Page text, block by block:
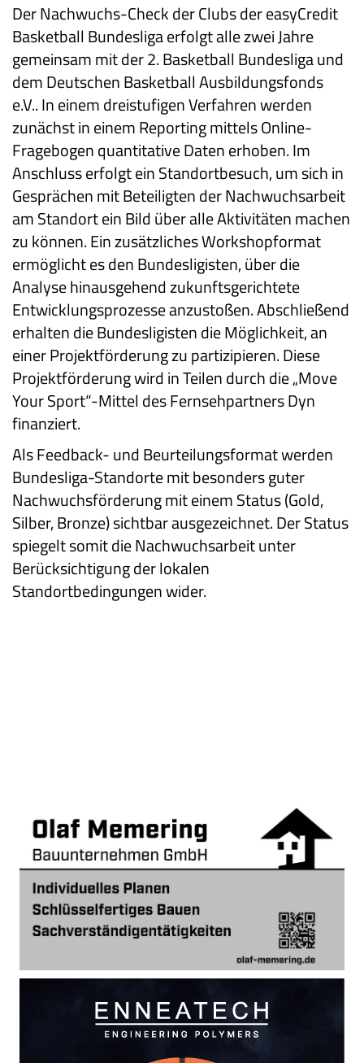
Der Nachwuchs-Check der Clubs der easyCredit
Basketball Bundesliga erfolgt alle zwei Jahre
gemeinsam mit der 2. Basketball Bundesliga und
dem Deutschen Basketball Ausbildungsfonds
e.V.. In einem dreistufigen Verfahren werden
zunächst in einem Reporting mittels Online-
Fragebogen quantitative Daten erhoben. Im
Anschluss erfolgt ein Standortbesuch, um sich in
Gesprächen mit Beteiligten der Nachwuchsarbeit
am Standort ein Bild über alle Aktivitäten machen
zu können. Ein zusätzliches Workshopformat
ermöglicht es den Bundesligisten, über die
Analyse hinausgehend zukunftsgerichtete
Entwicklungsprozesse anzustoßen. Abschließend
erhalten die Bundesligisten die Möglichkeit, an
einer Projektförderung zu partizipieren. Diese
Projektförderung wird in Teilen durch die „Move
Your Sport“-Mittel des Fernsehpartners Dyn
finanziert.
Als Feedback- und Beurteilungsformat werden
Bundesliga-Standorte mit besonders guter
Nachwuchsförderung mit einem Status (Gold,
Silber, Bronze) sichtbar ausgezeichnet. Der Status
spiegelt somit die Nachwuchsarbeit unter
Berücksichtigung der lokalen
Standortbedingungen wider.